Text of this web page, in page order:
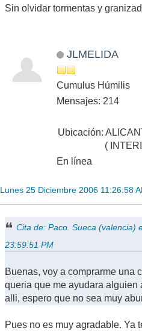
Sin olvidar tormentas y
JLMELIDA
Cumulus Húmilis
Mensajes: 214
Ubicación:
(
En línea
Lunes 25 Diciembre 2006 11:26:58
Cita de: Paco. Sueca (valencia)
23:59:51 PM
Buenas, voy a comprarme una
queria que me ayudara alguien
alli, espero que no sea muy
Pues no es muy agradable. Ya